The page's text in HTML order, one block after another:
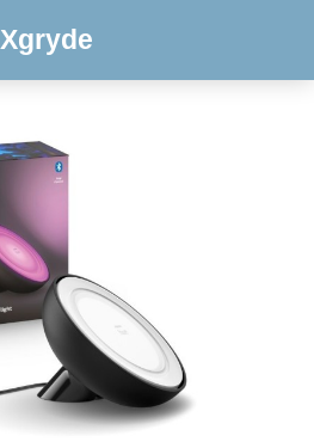
Xgryde